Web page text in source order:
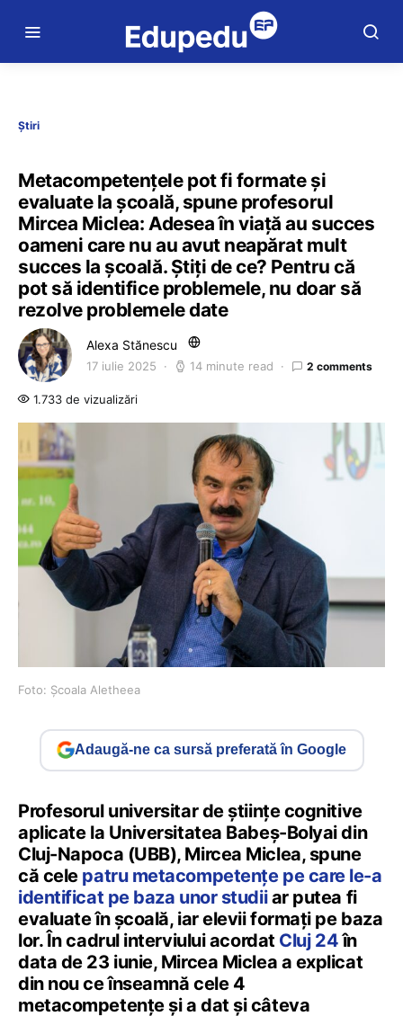
Știri
Metacompetențele pot fi formate și
evaluate la școală, spune profesorul
Mircea Miclea: Adesea în viață au succes
oameni care nu au avut neapărat mult
succes la școală. Știți de ce? Pentru că
pot să identifice problemele, nu doar să
rezolve problemele date
Alexa Stănescu
17 iulie 2025 14 minute read 2 comments
1.733 de vizualizări
Foto: Școala Aletheea
Adaugă-ne ca sursă preferată în Google
Profesorul universitar de științe cognitive
aplicate la Universitatea Babeș-Bolyai din
Cluj-Napoca (UBB), Mircea Miclea, spune
că cele patru metacompetențe pe care le-a
identificat pe baza unor studiiar putea fi
evaluate în școală, iar elevii formați pe baza
lor. În cadrul interviului acordat Cluj 24în
data de 23 iunie, Mircea Miclea a explicat
din nou ce înseamnă cele 4
metacompetențe și a dat și câteva